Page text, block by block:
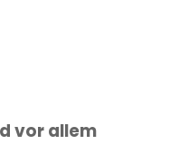
vor allem